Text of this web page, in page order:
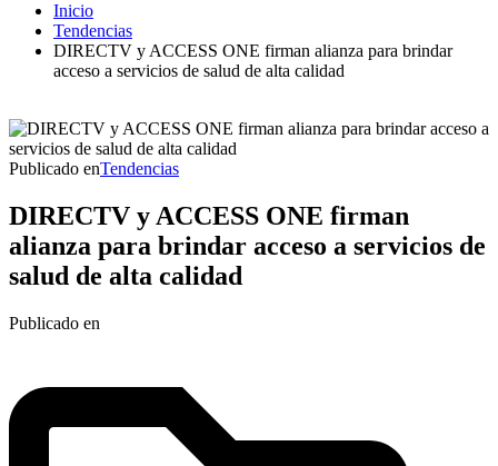
Inicio
Tendencias
DIRECTV y ACCESS ONE firman alianza para brindar
acceso a servicios de salud de alta calidad
Publicado enTendencias
DIRECTV y ACCESS ONE firman
alianza para brindar acceso a servicios de
salud de alta calidad
Publicado en